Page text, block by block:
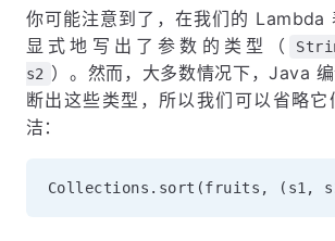
你可能注意到了，在我们的 Lambda
显式地写出了参数的类型（
s2 ）。然而，大多数情况下，Java
断出这些类型，所以我们可以省略它
洁：
Collections.sort (fruits, ( s1,